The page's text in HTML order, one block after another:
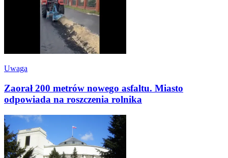
Uwaga
Zaorał 200 metrów nowego asfaltu. Miasto
odpowiada na roszczenia rolnika